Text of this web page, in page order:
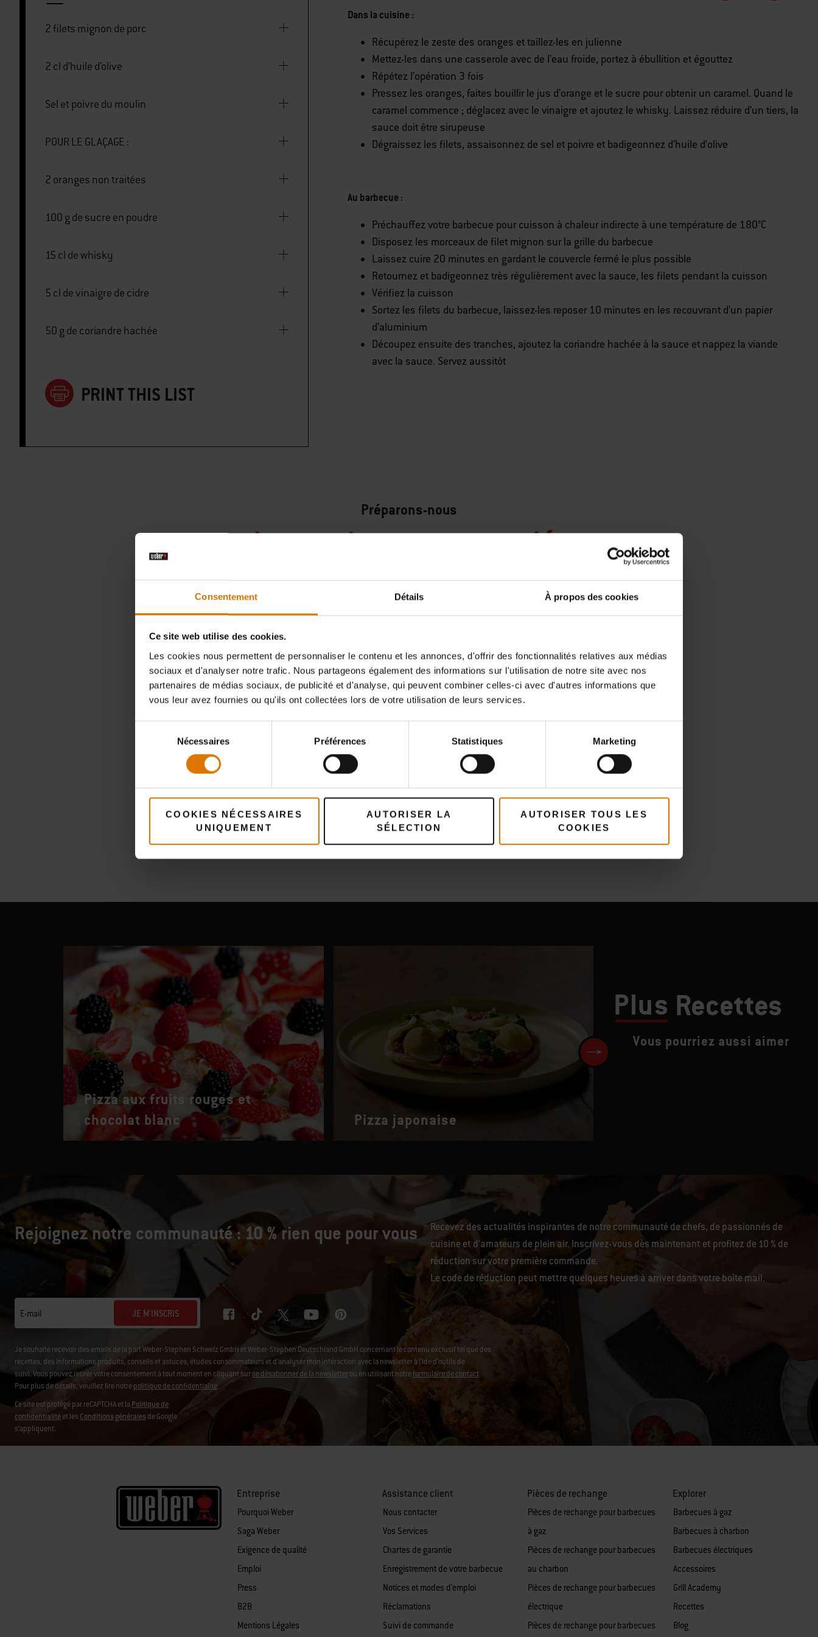
Consentement Détails À propos des cookies
Ce site web utilise des cookies.
Les cookies nous permettent de personnaliser le contenu et les annonces, d'offrir des fonctionnalités relatives aux médias
sociaux et d'analyser notre trafic. Nous partageons également des informations sur l'utilisation de notre site avec nos
partenaires de médias sociaux, de publicité et d'analyse, qui peuvent combiner celles-ci avec d'autres informations que
vous leur avez fournies ou qu'ils ont collectées lors de votre utilisation de leurs services.
consentement
Nécessaires Préférences Statistiques Marketing
COOKIES NÉCESSAIRES
UNIQUEMENT
AUTORISER LA
SÉLECTION
AUTORISER TOUS LES
COOKIES
2 filets mignon de porc
2 cl d’huile d’olive
Sel et poivre du moulin
POUR LE GLAÇAGE :
2 oranges non traitées
100 g de sucre en poudre
15 cl de whisky
5 cl de vinaigre de cidre
50 g de coriandre hachée
PRINT THIS LIST
Dans la cuisine :
Récupérez le zeste des oranges et taillez-les en julienne
Mettez-les dans une casserole avec de l’eau froide, portez à ébullition et égouttez
Répétez l’opération 3 fois
Pressez les oranges, faites bouillir le jus d’orange et le sucre pour obtenir un caramel. Quand le
caramel commence ; déglacez avec le vinaigre et ajoutez le whisky. Laissez réduire d’un tiers, la
sauce doit être sirupeuse
Dégraissez les filets, assaisonnez de sel et poivre et badigeonnez d’huile d’olive
Au barbecue :
Préchauffez votre barbecue pour cuisson à chaleur indirecte à une température de 180°C
Disposez les morceaux de filet mignon sur la grille du barbecue
Laissez cuire 20 minutes en gardant le couvercle fermé le plus possible
Retournez et badigeonnez très régulièrement avec la sauce, les filets pendant la cuisson
Vérifiez la cuisson
Sortez les filets du barbecue, laissez-les reposer 10 minutes en les recouvrant d’un papier
d’aluminium
Découpez ensuite des tranches, ajoutez la coriandre hachée à la sauce et nappez la viande
avec la sauce. Servez aussitôt
Préparons-nous
Accessoires recommandés
Plus Recettes
Vous pourriez aussi aimer
Pizza aux fruits rouges et
chocolat blanc
Pizza japonaise
Rejoignez notre communauté : 10 % rien que pour vous
Recevez des actualités inspirantes de notre communauté de chefs, de passionnés de
cuisine et d’amateurs de plein air. Inscrivez-vous dès maintenant et profitez de 10 % de
réduction sur votre première commande.
Le code de réduction peut mettre quelques heures à arriver dans votre boîte mail.
E-mail JE M'INSCRIS
Je souhaite recevoir des emails de la part Weber-Stephen Schweiz GmbH et Weber-Stephen Deutschland GmbH concernant le contenu exclusif tel que des
recettes, des informations produits, conseils et astuces, études consommateurs et d'analyser mon intéraction avec la newsletter à l'ide d'outils de
suivi. Vous pouvez retirer votre consentement à tout moment en cliquant surse désabonner de la newsletterou en utilisant notreformulaire de contact.
Pour plus de détails, veuillez lire notrepolitique de confidentialité.
Ce site est protégé par reCAPTCHA et la Politique de
confidentialitéet les Conditions généralesde Google
s’appliquent.
Entreprise
Pourquoi Weber
Saga Weber
Exigence de qualité
Emploi
Press
B2B
Mentions Légales
Assistance client
Nous contacter
Vos Services
Chartes de garantie
Enregistrement de votre barbecue
Notices et modes d'emploi
Réclamations
Suivi de commande
Pièces de rechange
Pièces de rechange pour barbecues
à gaz
Pièces de rechange pour barbecues
au charbon
Pièces de rechange pour barbecues
électrique
Pièces de rechange pour barbecues
Explorer
Barbecues à gaz
Barbecues à charbon
Barbecues électriques
Accessoires
Grill Academy
Recettes
Blog